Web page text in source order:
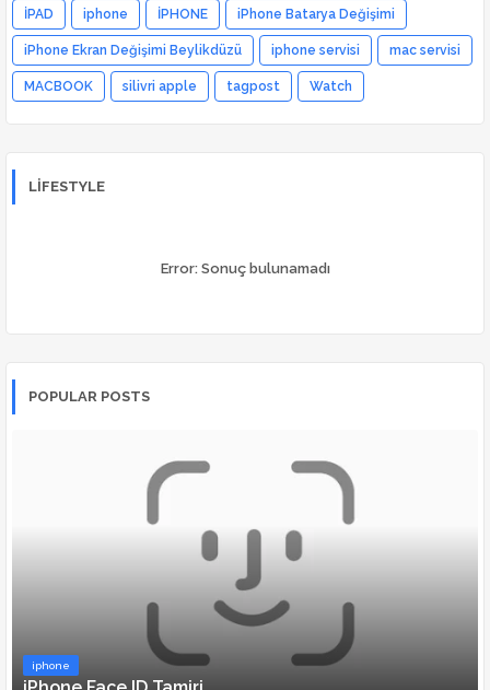
İPAD iphone İPHONE iPhone Batarya Değişimi
iPhone Ekran Değişimi Beylikdüzü iphone servisi mac servisi
MACBOOK silivri apple tagpost Watch
LIFESTYLE
Error:Sonuç bulunamadı
POPULAR POSTS
iphone